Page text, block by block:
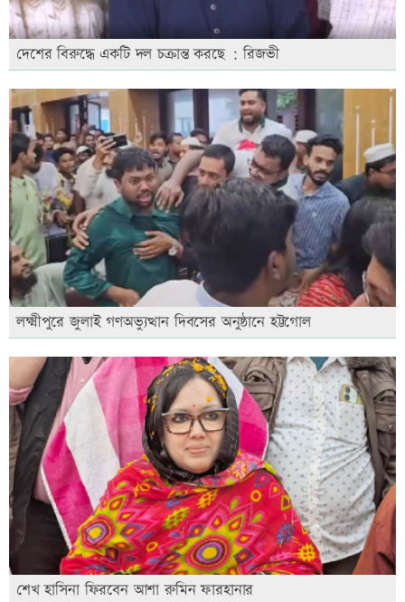
দেশের বিরুদ্ধে একটি দল চক্রান্ত করছে : রিজভী
লক্ষ্মীপুরে জুলাই গণঅভ্যুত্থান দিবসের অনুষ্ঠানে হট্টগোল
শেখ হাসিনা ফিরবেন আশা রুমিন ফারহানার